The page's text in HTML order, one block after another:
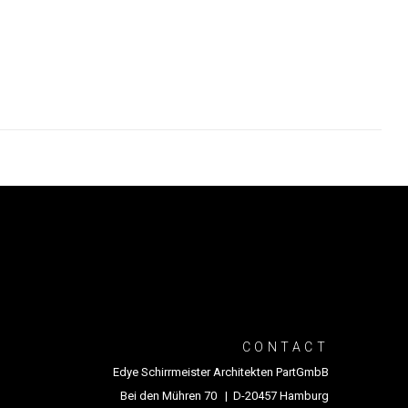
CONTACT
Edye Schirrmeister Architekten PartGmbB
Bei den Mühren 70 | D-20457 Hamburg